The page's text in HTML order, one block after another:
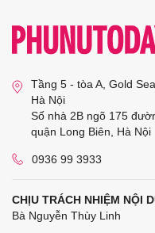
Tầng 5 - tòa A, Gold
Hà Nội
Số nhà 2B ngõ 175
quận Long Biên, Hà Nội
0936 99 3933
CHỊU TRÁCH NHIỆM NỘI
Bà Nguyễn Thùy Linh